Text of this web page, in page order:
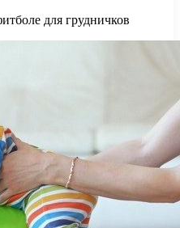
для грудничков